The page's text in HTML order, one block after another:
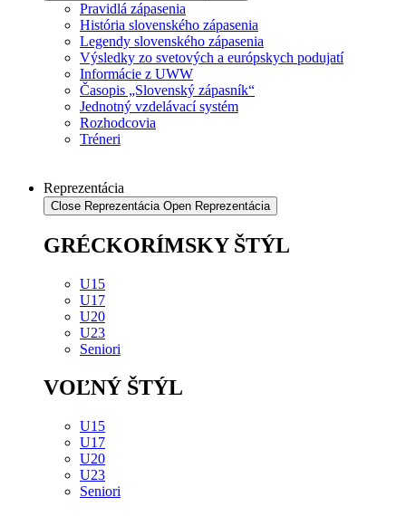
Pravidlá zápasenia
História slovenského zápasenia
Legendy slovenského zápasenia
Výsledky zo svetových a európskych podujatí
Informácie z UWW
Časopis „Slovenský zápasník“
Jednotný vzdelávací systém
Rozhodcovia
Tréneri
Reprezentácia
Close Reprezentácia Open Reprezentácia
GRÉCKORÍMSKY ŠTÝL
U15
U17
U20
U23
Seniori
VOĽNÝ ŠTÝL
U15
U17
U20
U23
Seniori